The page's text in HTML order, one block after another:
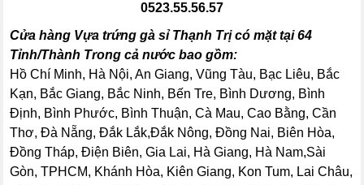
0523.55.56.57
Cửa hàng Vựa trứng gà sỉ Thạnh Trị có mặt tại 64
Tỉnh/Thành Trong cả nước bao gồm:
Hồ Chí Minh, Hà Nội, An Giang, Vũng Tàu, Bạc Liêu, Bắc
Kạn, Bắc Giang, Bắc Ninh, Bến Tre, Bình Dương, Bình
Định, Bình Phước, Bình Thuận, Cà Mau, Cao Bằng, Cần
Thơ, Đà Nẵng, Đắk Lắk,Đắk Nông, Đồng Nai, Biên Hòa,
Đồng Tháp, Điện Biên, Gia Lai, Hà Giang, Hà Nam,Sài
Gòn, TPHCM, Khánh Hòa, Kiên Giang, Kon Tum, Lai Châu,